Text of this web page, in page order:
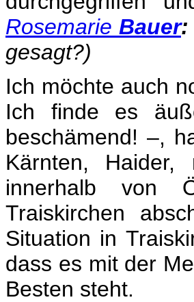
Rosemarie Bauer:
gesagt?)
Ich möchte auch
Ich finde es
beschämend! –,
Kärnten,
innerhalb von
Traiskirchen
Situation in
dass es mit der
Besten steht.